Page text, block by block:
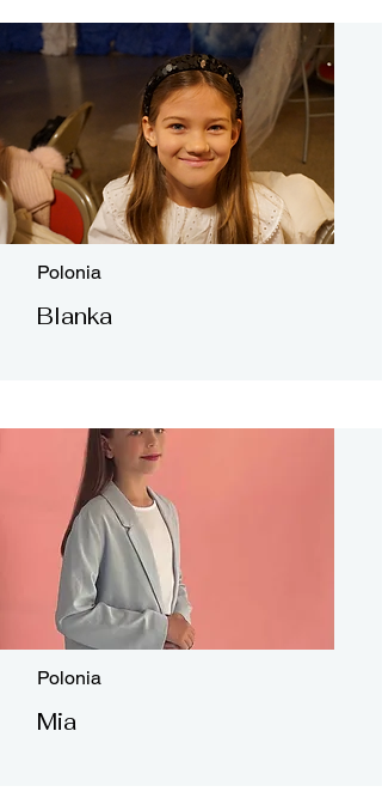
Polonia
Blanka
Polonia
Mia